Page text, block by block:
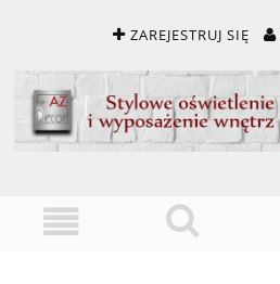
ZAREJESTRUJ SIĘ